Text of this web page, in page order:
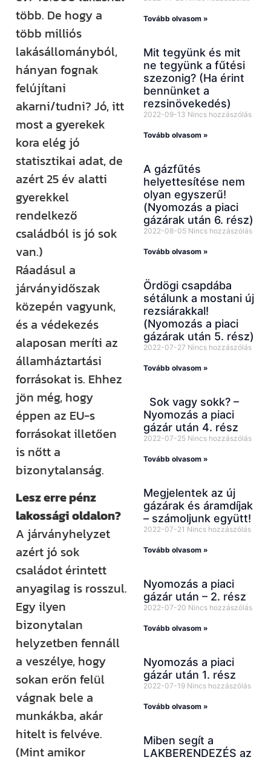
több. De hogy a
több milliós
lakásállományból,
hányan fognak
felújítani
akarni/tudni? Jó, itt
most a gyerekek
kora elég jó
statisztikai adat, de
azért 25 év alatti
gyerekkel
rendelkező
családból is jó sok
van.)
Ráadásul a
járványidőszak
közepén vagyunk,
és a védekezés
alaposan meríti az
államháztartási
forrásokat is. Ehhez
jön még, hogy
éppen az EU-s
forrásokat illetően
is nőtt a
bizonytalanság.
Lesz erre pénz
lakossági oldalon?
A járványhelyzet
azért jó sok
családot érintett
anyagilag is rosszul.
Egy ilyen
bizonytalan
helyzetben fennáll
a veszélye, hogy
sokan erőn felül
vágnak bele a
munkákba, akár
hitelt is felvéve.
(Mint amikor
Tovább olvasom »
Mit tegyünk és mit
ne tegyünk a fűtési
szezonig? (Ha érint
bennünket a
rezsinövekedés)
2022-09-13 Nincs hozzászólás
Tovább olvasom »
A gázfűtés
helyettesítése nem
olyan egyszerű!
(Nyomozás a piaci
gázárak után 6. rész)
2022-08-05 Nincs hozzászólás
Tovább olvasom »
Ördögi csapdába
sétálunk a mostani új
rezsiárakkal!
(Nyomozás a piaci
gázárak után 5. rész)
2022-07-27 Nincs hozzászólás
Tovább olvasom »
Sok vagy sokk? –
Nyomozás a piaci
gázár után 4. rész
2022-07-25 Nincs hozzászólás
Tovább olvasom »
Megjelentek az új
gázárak és áramdíjak
– számoljunk együtt!
2022-07-21 Nincs hozzászólás
Tovább olvasom »
Nyomozás a piaci
gázár után – 2. rész
2022-07-20 Nincs hozzászólás
Tovább olvasom »
Nyomozás a piaci
gázár után 1. rész
2022-07-19 Nincs hozzászólás
Tovább olvasom »
Miben segít a
LAKBERENDEZÉS az